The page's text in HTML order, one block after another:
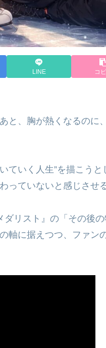
LINE コ
と、胸が熱くなるのに
ていく人生”を描こう
っていないと感じさせ
リスト』の「その後の
軸に据えつつ、ファン